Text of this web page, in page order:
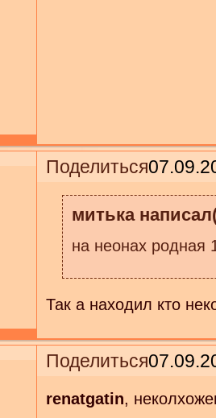
Поделиться
митька
на неонах родная
Так а находил кто
Поделиться
renatgatin,